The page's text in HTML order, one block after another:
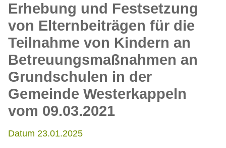
Erhebung und Festsetzung
von Elternbeiträgen für die
Teilnahme von Kindern an
Betreuungsmaßnahmen an
Grundschulen in der
Gemeinde Westerkappeln
vom 09.03.2021
Datum 23.01.2025